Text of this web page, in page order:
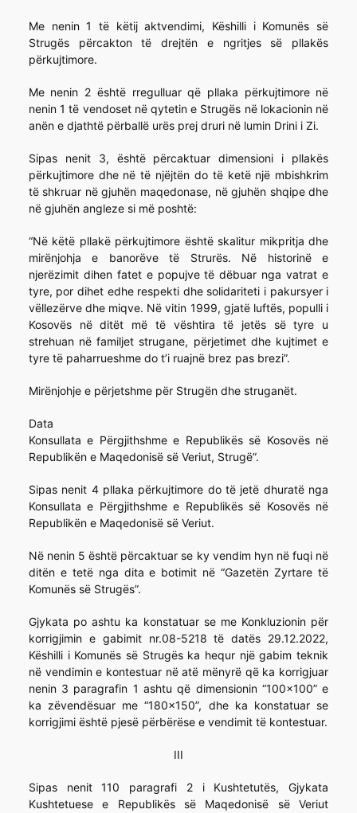
Me nenin 1 të këtij aktvendimi, Këshilli i Komunës së
Strugës përcakton të drejtën e ngritjes së pllakës
përkujtimore.
Me nenin 2 është rregulluar që pllaka përkujtimore në
nenin 1 të vendoset në qytetin e Strugës në lokacionin në
anën e djathtë përballë urës prej druri në lumin Drini i Zi.
Sipas nenit 3, është përcaktuar dimensioni i pllakës
përkujtimore dhe në të njëjtën do të ketë një mbishkrim
të shkruar në gjuhën maqedonase, në gjuhën shqipe dhe
në gjuhën angleze si më poshtë:
“Në këtë pllakë përkujtimore është skalitur mikpritja dhe
mirënjohja e banorëve të Strurës. Në historinë e
njerëzimit dihen fatet e popujve të dëbuar nga vatrat e
tyre, por dihet edhe respekti dhe solidariteti i pakursyer i
vëllezërve dhe miqve. Në vitin 1999, gjatë luftës, populli i
Kosovës në ditët më të vështira të jetës së tyre u
strehuan në familjet strugane, përjetimet dhe kujtimet e
tyre të paharrueshme do t’i ruajnë brez pas brezi”.
Mirënjohje e përjetshme për Strugën dhe struganët.
Data
Konsullata e Përgjithshme e Republikës së Kosovës në
Republikën e Maqedonisë së Veriut, Strugë”.
Sipas nenit 4 pllaka përkujtimore do të jetë dhuratë nga
Konsullata e Përgjithshme e Republikës së Kosovës në
Republikën e Maqedonisë së Veriut.
Në nenin 5 është përcaktuar se ky vendim hyn në fuqi në
ditën e tetë nga dita e botimit në “Gazetën Zyrtare të
Komunës së Strugës”.
Gjykata po ashtu ka konstatuar se me Konkluzionin për
korrigjimin e gabimit nr.08-5218 të datës 29.12.2022,
Këshilli i Komunës së Strugës ka hequr një gabim teknik
në vendimin e kontestuar në atë mënyrë që ka korrigjuar
nenin 3 paragrafin 1 ashtu që dimensionin “100×100” e
ka zëvendësuar me “180×150”, dhe ka konstatuar se
korrigjimi është pjesë përbërëse e vendimit të kontestuar.
III
Sipas nenit 110 paragrafi 2 i Kushtetutës, Gjykata
Kushtetuese e Republikës së Maqedonisë së Veriut